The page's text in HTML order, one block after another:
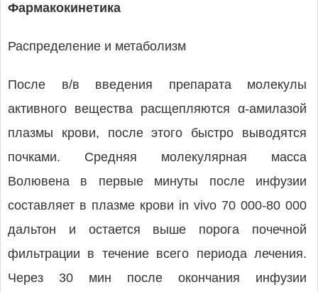
Фармакокинетика
Распределение и метаболизм
После в/в введения препарата молекулы
активного вещества расщепляются α-амилазой
плазмы крови, после этого быстро выводятся
почками. Средняя молекулярная масса
Волювена в первые минуты после инфузии
составляет в плазме крови in vivo 70 000-80 000
дальтон и остается выше порога почечной
фильтрации в течение всего периода лечения.
Через 30 мин после окончания инфузии